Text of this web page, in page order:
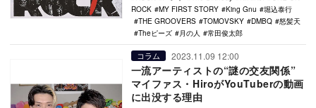
ROCK
MY FIRST STORY King Gnu
堀込泰行
THE GROOVERS
TOMOVSKY DMBQ
怒髪天
Theピーズ
月の人 常田俊太郎
コラム 2023.11.09 12:00
一流アーティストの“謎の交友関係”
マイファス・HiroがYouTuberの動画
に出没する理由